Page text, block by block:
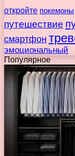
откройте покемоны
путешествие
смартфон
эмоциональный
Популярное